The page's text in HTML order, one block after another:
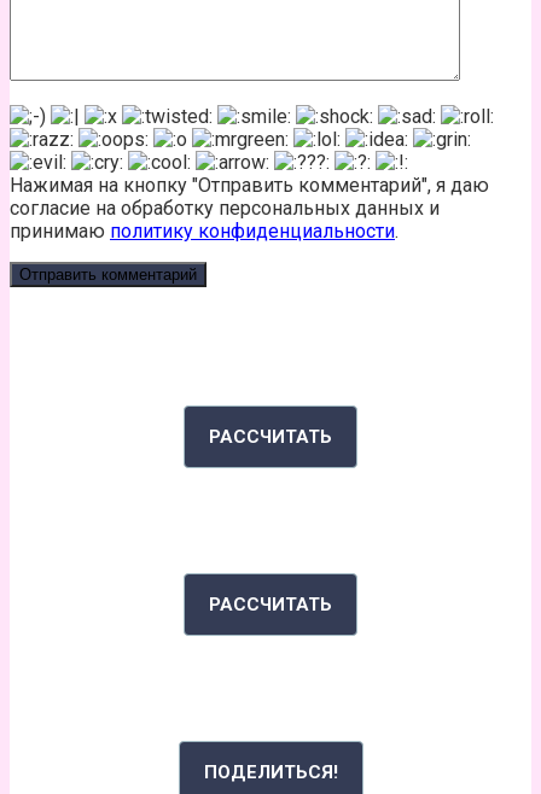
Нажимая на кнопку "Отправить комментарий", я даю
согласие на обработку персональных данных и
принимаю политику конфиденциальности.
РАССЧИТАТЬ
РАССЧИТАТЬ
ПОДЕЛИТЬСЯ!